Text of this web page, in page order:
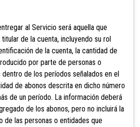
al Servicio será aquella que
de la cuenta, incluyendo su rol
de la cuenta, la cantidad de
por parte de personas o
de los períodos señalados en el
de abonos descrita en dicho número
de un período. La información deberá
de los abonos, pero no incluirá la
de las personas o entidades que